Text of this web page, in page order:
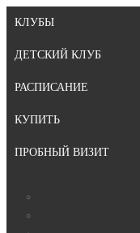
КЛУБЫ
ДЕТСКИЙ КЛУБ
РАСПИСАНИЕ
КУПИТЬ
ПРОБНЫЙ ВИЗИТ